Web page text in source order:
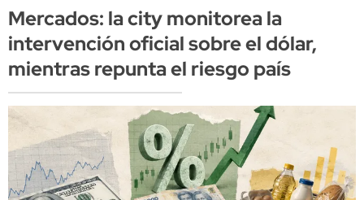
Mercados: la city monitorea la
intervención oficial sobre el dólar,
mientras repunta el riesgo país